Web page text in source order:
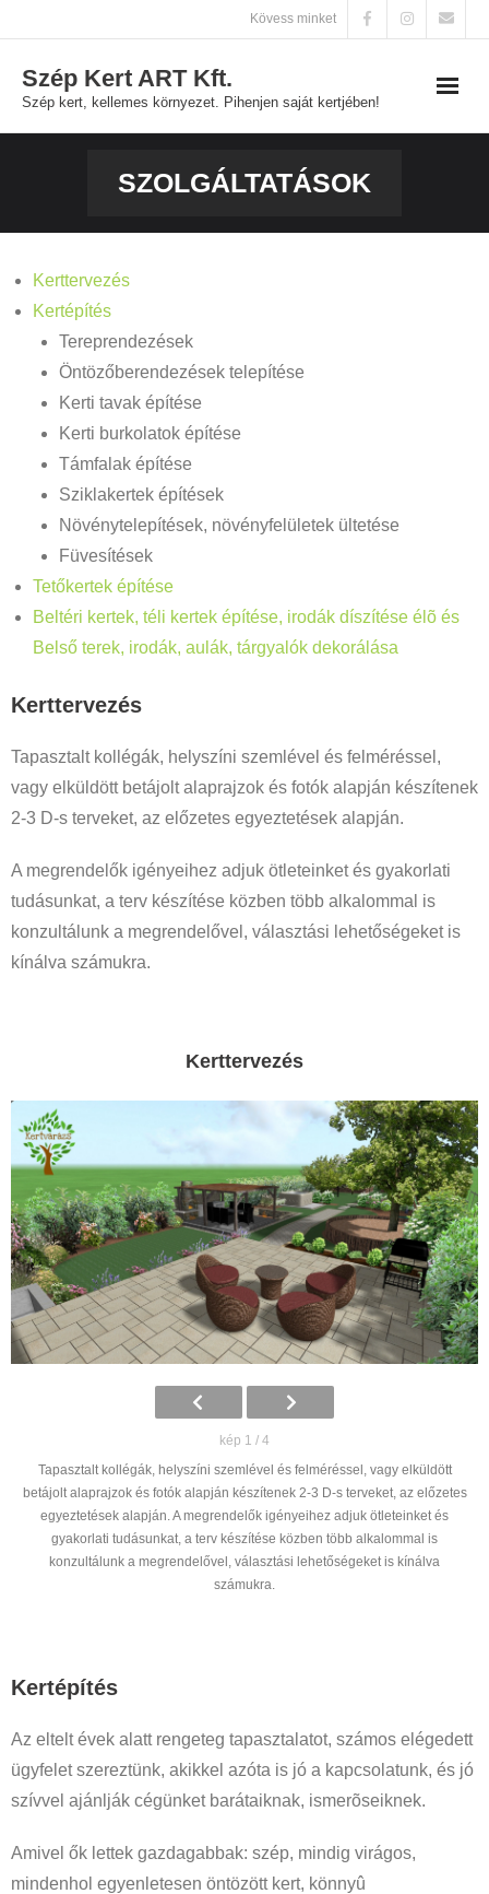
to
content
Kövess minket
Szép Kert ART Kft.
Szép kert, kellemes környezet. Pihenjen saját kertjében!
Kapcsolat
SZOLGÁLTATÁSOK
Kerttervezés
Kertépítés
Tereprendezések
Öntözőberendezések telepítése
Kerti tavak építése
Kerti burkolatok építése
Támfalak építése
Sziklakertek építések
Növénytelepítések, növényfelületek ültetése
Füvesítések
Tetőkertek építése
Beltéri kertek, téli kertek építése, irodák díszítése élõ és
Belső terek, irodák, aulák, tárgyalók dekorálása
Kerttervezés
Tapasztalt kollégák, helyszíni szemlével és felméréssel,
vagy elküldött betájolt alaprajzok és fotók alapján készítenek
2-3 D-s terveket, az előzetes egyeztetések alapján.
A megrendelők igényeihez adjuk ötleteinket és gyakorlati
tudásunkat, a terv készítése közben több alkalommal is
konzultálunk a megrendelővel, választási lehetőségeket is
kínálva számukra.
Kerttervezés
kép 1 / 4
Tapasztalt kollégák, helyszíni szemlével és felméréssel, vagy elküldött
betájolt alaprajzok és fotók alapján készítenek 2-3 D-s terveket, az előzetes
egyeztetések alapján. A megrendelők igényeihez adjuk ötleteinket és
gyakorlati tudásunkat, a terv készítése közben több alkalommal is
konzultálunk a megrendelővel, választási lehetőségeket is kínálva
számukra.
Kertépítés
Az eltelt évek alatt rengeteg tapasztalatot, számos elégedett
ügyfelet szereztünk, akikkel azóta is jó a kapcsolatunk, és jó
szívvel ajánlják cégünket barátaiknak, ismerõseiknek.
Amivel ők lettek gazdagabbak: szép, mindig virágos,
mindenhol egyenletesen öntözött kert, könnyû